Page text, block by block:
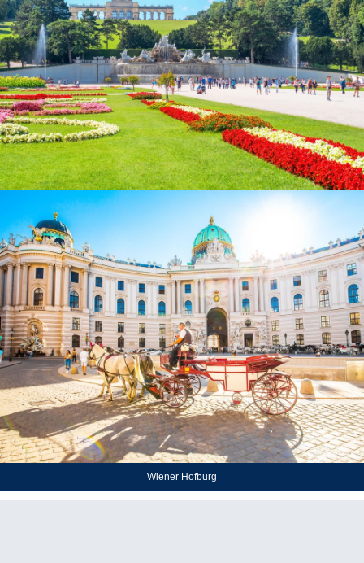
The beautiful Viennese architectures
Wiener Hofburg